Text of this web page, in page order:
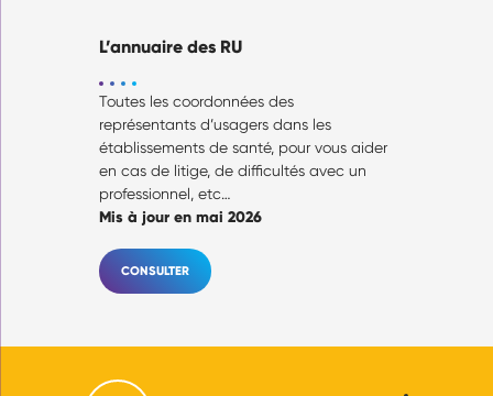
L’annuaire des RU
Toutes les coordonnées des
représentants d’usagers dans les
établissements de santé, pour vous aider
en cas de litige, de difficultés avec un
professionnel, etc…
Mis à jour en mai 2026
CONSULTER